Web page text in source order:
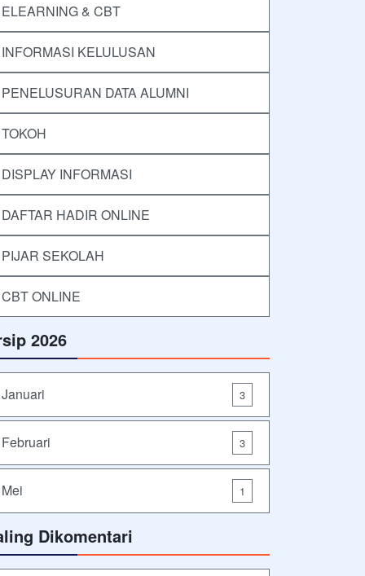
ELEARNING & CBT
INFORMASI KELULUSAN
PENELUSURAN DATA ALUMNI
TOKOH
DISPLAY INFORMASI
DAFTAR HADIR ONLINE
PIJAR SEKOLAH
CBT ONLINE
2026
Januari 3
Februari 3
Mei 1
Dikomentari